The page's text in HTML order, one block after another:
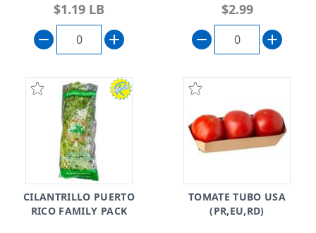
$1.19 LB $2.99
CILANTRILLO PUERTO
RICO FAMILY PACK
TOMATE TUBO USA
(PR,EU,RD)